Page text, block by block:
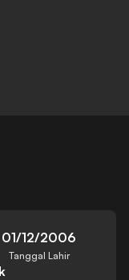
01/12/2006
Tanggal Lahir